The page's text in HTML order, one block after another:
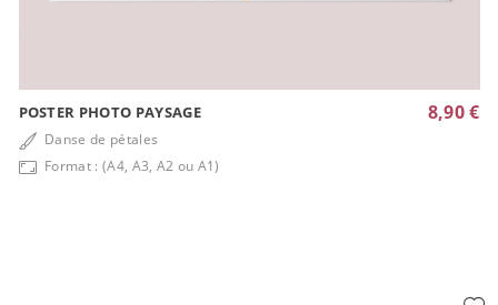
POSTER PHOTO PAYSAGE
Danse de pétales
Format : (A4, A3, A2 ou A1)
8,90 €